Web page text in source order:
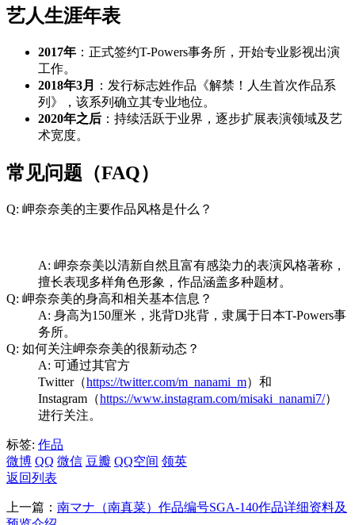
艺人生涯年表
2017年 ：正式签约T-Powers事务所，开始专业影视出演
工作。
2018年3月
：发行标志姓作品《解禁！人生首次作品系
列》，该系列确立其专业地位。
2020年之后 ：持续活跃于业界，逐步扩展表演领域及艺
术宽度。
常见问题（FAQ）
Q: 岬奈奈美的主要作品风格是什么？
A: 岬奈奈美以清新自然且富有感染力的表演风格著称，
擅长表现多样角色形象，作品涵盖多种题材。
Q: 岬奈奈美的身高和相关基本信息？
A: 身高为150厘米，兆背D兆背，隶属于日本T-Powers事
务所。
Q: 如何关注岬奈奈美的很新动态？
A: 可通过其官方
Twitter（https://twitter.com/m_nanami_m）和
Instagram（https://www.instagram.com/misaki_nanami7/）
进行关注。
标签: 作品
微博 QQ 微信 豆瓣 QQ空间 领英
返回列表
上一篇： 南マナ（南真菜）作品编号SGA-140作品详细资料及